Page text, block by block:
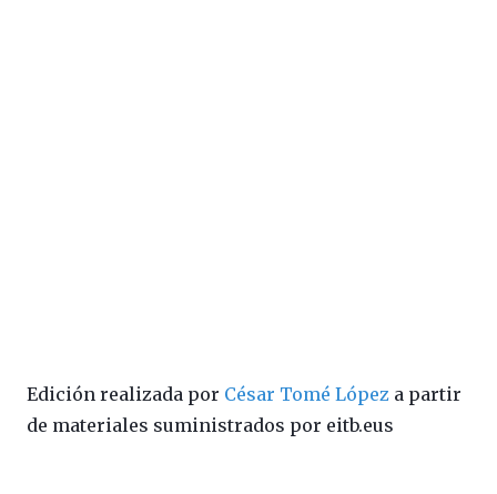
Edición realizada por César Tomé López a partir
de materiales suministrados por eitb.eus